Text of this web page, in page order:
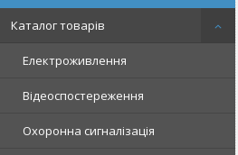
Каталог товарів
Електроживлення
Відеоспостереження
Охоронна сигналізація